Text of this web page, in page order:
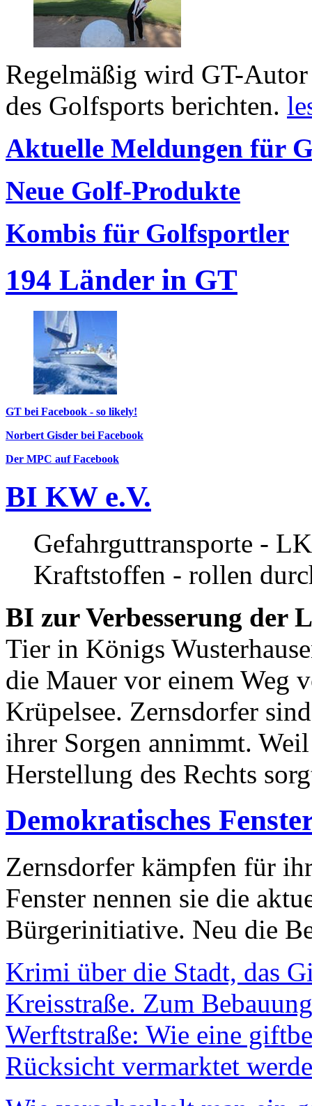
Regelmäßig wird GT-
des Golfsports berichten.
Aktuelle Meldungen für
Neue Golf-Produkte
Kombis für Golfsportler
194 Länder in GT
GT bei Facebook - so likely!
Norbert Gisder bei Facebook
Der MPC auf Facebook
BI KW e.V.
Gefahrguttransporte -
Kraftstoffen - rollen
BI zur Verbesserung der
Tier in Königs
die Mauer vor einem Weg
Krüpelsee. Zernsdorfer
ihrer Sorgen annimmt.
Herstellung des Rechts
Demokratisches
Zernsdorfer kämpfen für
Fenster nennen sie die
Bürgerinitiative. Neu die
Krimi über die Stadt, das
Kreisstraße. Zum
Werftstraße: Wie eine
Rücksicht vermarktet